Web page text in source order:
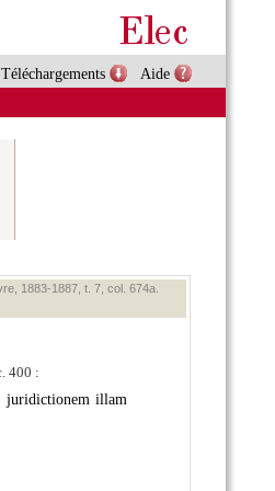
Aide
Téléchargements
1883‑1887, t. 7, col. 674a.
400 :
juridictionem illam